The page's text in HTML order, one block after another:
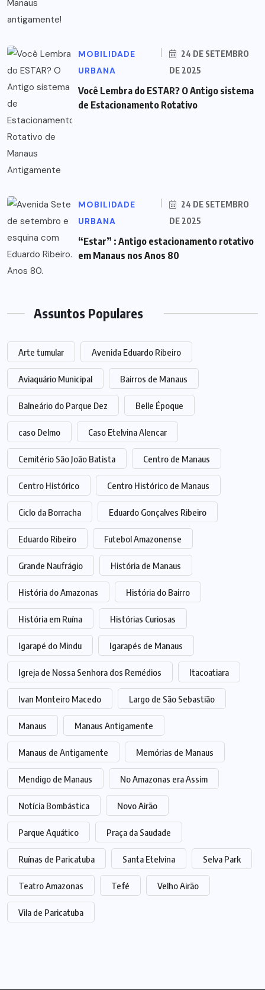
MOBILIDADE
URBANA
24 DE SETEMBRO
DE 2025
Você Lembra do ESTAR? O Antigo sistema
de Estacionamento Rotativo
MOBILIDADE
URBANA
24 DE SETEMBRO
DE 2025
“Estar” : Antigo estacionamento rotativo
em Manaus nos Anos 80
Assuntos Populares
Arte tumular Avenida Eduardo Ribeiro
Aviaquário Municipal Bairros de Manaus
Balneário do Parque Dez Belle Époque
caso Delmo Caso Etelvina Alencar
Cemitério São João Batista Centro de Manaus
Centro Histórico Centro Histórico de Manaus
Ciclo da Borracha Eduardo Gonçalves Ribeiro
Eduardo Ribeiro Futebol Amazonense
Grande Naufrágio História de Manaus
História do Amazonas História do Bairro
História em Ruína Histórias Curiosas
Igarapé do Mindu Igarapés de Manaus
Igreja de Nossa Senhora dos Remédios Itacoatiara
Ivan Monteiro Macedo Largo de São Sebastião
Manaus Manaus Antigamente
Manaus de Antigamente Memórias de Manaus
Mendigo de Manaus No Amazonas era Assim
Notícia Bombástica Novo Airão
Parque Aquático Praça da Saudade
Ruínas de Paricatuba Santa Etelvina Selva Park
Teatro Amazonas Tefé Velho Airão
Vila de Paricatuba